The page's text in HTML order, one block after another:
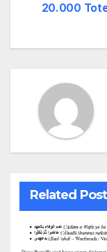
20.000
Related Post